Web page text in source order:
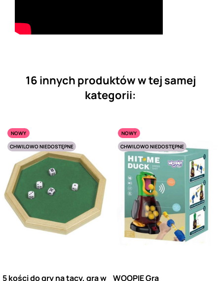
16 innych produktów w tej samej
kategorii:
NOWY
CHWILOWO NIEDOSTĘPNE
5 kości do gry na tacy, gra w
NOWY
CHWILOWO NIEDOSTĘPNE
WOOPIE Gra